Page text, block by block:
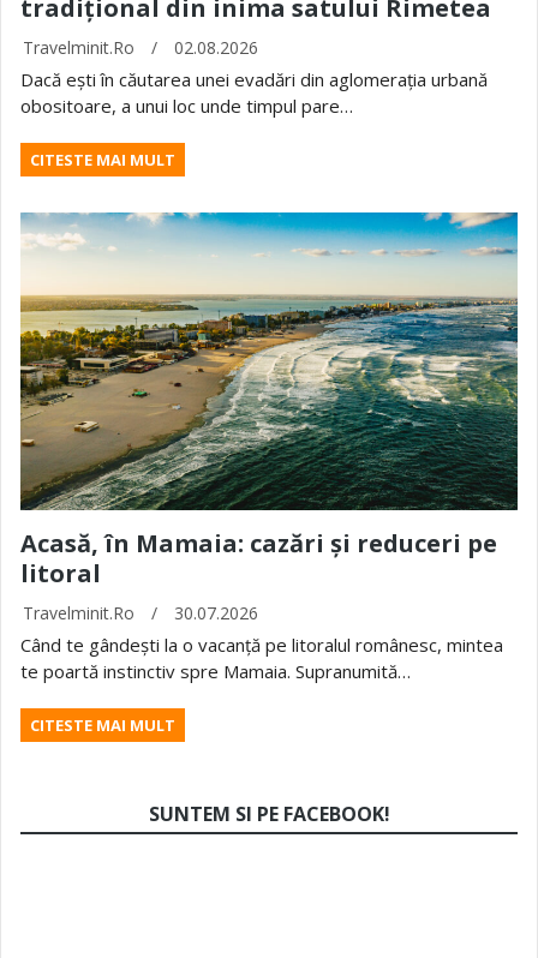
tradițional din inima satului Rimetea
Travelminit.ro / 02.08.2026
Dacă ești în căutarea unei evadări din aglomerația urbană
obositoare, a unui loc unde timpul pare…
CITESTE MAI MULT
Acasă, în Mamaia: cazări și reduceri pe
litoral
Travelminit.ro / 30.07.2026
Când te gândești la o vacanță pe litoralul românesc, mintea
te poartă instinctiv spre Mamaia. Supranumită…
CITESTE MAI MULT
SUNTEM SI PE FACEBOOK!